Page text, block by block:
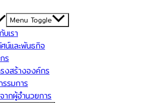
Menu Toggle
บเรา
น์และพันธกิจ
ร
งสร้างองค์กร
รมการ
ากผู้อำนวยการ